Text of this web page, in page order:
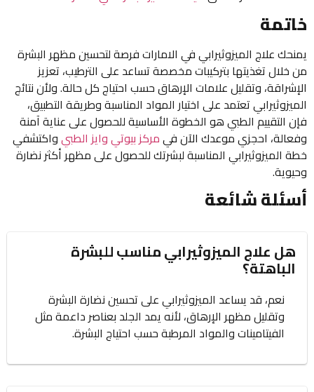
خاتمة
يمنحك علاج الميزوثيرابي في الامارات فرصة لتحسين مظهر البشرة
من خلال تغذيتها بتركيبات مخصصة تساعد على الترطيب، تعزيز
الإشراقة، وتقليل علامات الإرهاق حسب احتياج كل حالة. ولأن نتائج
الميزوثيرابي تعتمد على اختيار المواد المناسبة وطريقة التطبيق،
فإن التقييم الطبي هو الخطوة الأساسية للحصول على عناية آمنة
وفعالة، احجزي موعدك الآن فيمركز بيوتي وايز الطبيواكتشفي
خطة الميزوثيرابي المناسبة لبشرتك للحصول على مظهر أكثر نضارة
وحيوية.
أسئلة شائعة
هل علاج الميزوثيرابي مناسب للبشرة
الباهتة؟
نعم، قد يساعد الميزوثيرابي على تحسين نضارة البشرة
وتقليل مظهر الإرهاق، لأنه يمد الجلد بعناصر داعمة مثل
الفيتامينات والمواد المرطبة حسب احتياج البشرة.